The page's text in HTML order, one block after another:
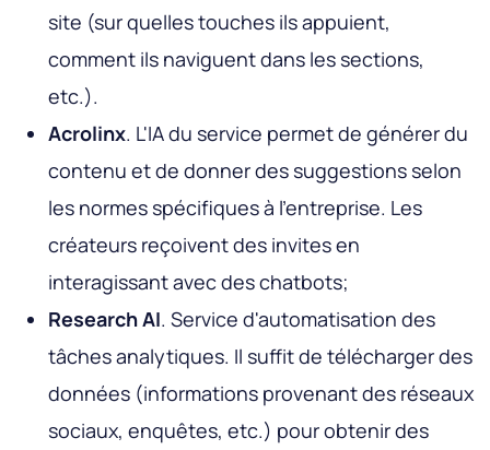
site (sur quelles touches ils appuient,
comment ils naviguent dans les sections,
etc.).
Acrolinx. L'IA du service permet de générer du
contenu et de donner des suggestions selon
les normes spécifiques à l'entreprise. Les
créateurs reçoivent des invites en
interagissant avec des chatbots;
Research AI. Service d'automatisation des
tâches analytiques. Il suffit de télécharger des
données (informations provenant des réseaux
sociaux, enquêtes, etc.) pour obtenir des